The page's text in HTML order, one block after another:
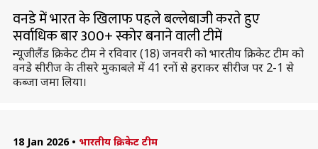
वनडे में भारत के खिलाफ पहले बल्लेबाजी करते हुए
सर्वाधिक बार 300+ स्कोर बनाने वाली टीमें
न्यूजीलैंड क्रिकेट टीम ने रविवार (18) जनवरी को भारतीय क्रिकेट टीम को
वनडे सीरीज के तीसरे मुकाबले में 41 रनों से हराकर सीरीज पर 2-1 से
कब्जा जमा लिया।
18 Jan 2026 • भारतीय क्रिकेट टीम